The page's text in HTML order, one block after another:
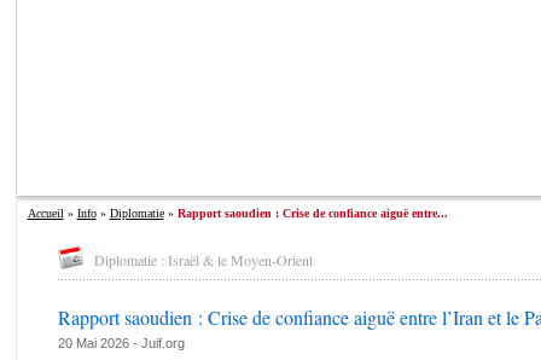
Accueil » Info» Diplomatie» Rapport saoudien : Crise de confiance aiguë entre...
Diplomatie : Israël & le Moyen-Orient
Rapport saoudien : Crise de confiance aiguë entre l’Iran et le
20 Mai 2026 - Juif.org